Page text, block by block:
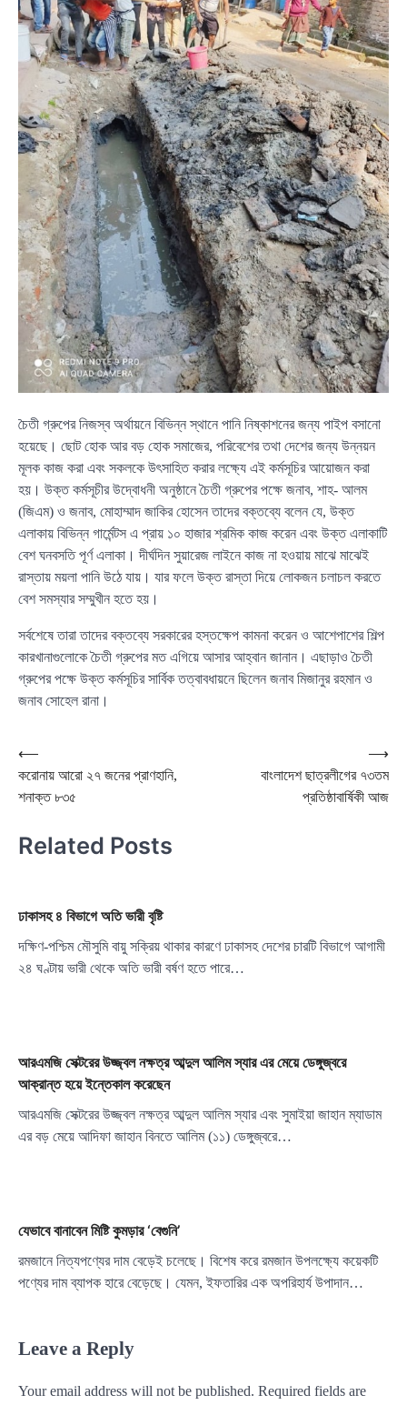
চৈতী গ্রুপের নিজস্ব অর্থায়নে বিভিন্ন স্থানে পানি নিষ্কাশনের জন্য পাইপ বসানো
হয়েছে। ছোট হোক আর বড় হোক সমাজের, পরিবেশের তথা দেশের জন্য উন্নয়ন
মূলক কাজ করা এবং সকলকে উৎসাহিত করার লক্ষ্যে এই কর্মসূচির আয়োজন করা
হয়। উক্ত কর্মসূচীর উদ্বোধনী অনুষ্ঠানে চৈতী গ্রুপের পক্ষে জনাব, শাহ- আলম
(জিএম) ও জনাব, মোহাম্মাদ জাকির হোসেন তাদের বক্তব্যে বলেন যে, উক্ত
এলাকায় বিভিন্ন গার্মেন্টস এ প্রায় ১০ হাজার শ্রমিক কাজ করেন এবং উক্ত এলাকাটি
বেশ ঘনবসতি পূর্ণ এলাকা। দীর্ঘদিন সুয়ারেজ লাইনে কাজ না হওয়ায় মাঝে মাঝেই
রাস্তায় ময়লা পানি উঠে যায়। যার ফলে উক্ত রাস্তা দিয়ে লোকজন চলাচল করতে
বেশ সমস্যার সম্মুখীন হতে হয়।
সর্বশেষে তারা তাদের বক্তব্যে সরকারের হস্তক্ষেপ কামনা করেন ও আশেপাশের শিল্প
কারখানাগুলোকে চৈতী গ্রুপের মত এগিয়ে আসার আহ্বান জানান। এছাড়াও চৈতী
গ্রুপের পক্ষে উক্ত কর্মসূচির সার্বিক তত্বাবধায়নে ছিলেন জনাব মিজানুর রহমান ও
জনাব সোহেল রানা।
Post
navigation
⟵
করোনায় আরো ২৭ জনের প্রাণহানি,
শনাক্ত ৮৩৫
বাংলাদেশ ছাত্রলীগের ৭৩তম
প্রতিষ্ঠাবার্ষিকী আজ
⟶
Related Posts
ঢাকাসহ ৪ বিভাগে অতি ভারী বৃষ্টি
দক্ষিণ-পশ্চিম মৌসুমি বায়ু সক্রিয় থাকার কারণে ঢাকাসহ দেশের চারটি বিভাগে আগামী
২৪ ঘণ্টায় ভারী থেকে অতি ভারী বর্ষণ হতে পারে…
আরএমজি সেক্টরের উজ্জ্বল নক্ষত্র আব্দুল আলিম স্যার এর মেয়ে ডেঙ্গুজ্বরে
আক্রান্ত হয়ে ইন্তেকাল করেছেন
আরএমজি সেক্টরের উজ্জ্বল নক্ষত্র আব্দুল আলিম স্যার এবং সুমাইয়া জাহান ম্যাডাম
এর বড় মেয়ে আদিফা জাহান বিনতে আলিম (১১) ডেঙ্গুজ্বরে…
যেভাবে বানাবেন মিষ্টি কুমড়ার ‘বেগুনি’
রমজানে নিত্যপণ্যের দাম বেড়েই চলেছে। বিশেষ করে রমজান উপলক্ষ্যে কয়েকটি
পণ্যের দাম ব্যাপক হারে বেড়েছে। যেমন, ইফতারির এক অপরিহার্য উপাদান…
Leave a Reply
Your email address will not be published. Required fields are